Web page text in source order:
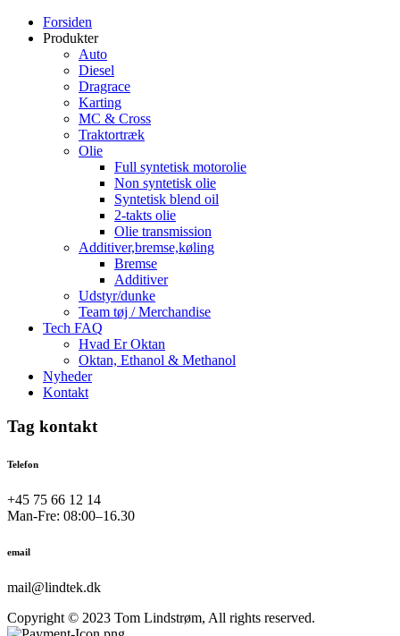
Forsiden
Produkter
Auto
Diesel
Dragrace
Karting
MC & Cross
Traktortræk
Olie
Full syntetisk motorolie
Non syntetisk olie
Syntetisk blend oil
2-takts olie
Olie transmission
Additiver,bremse,køling
Bremse
Additiver
Udstyr/dunke
Team tøj / Merchandise
Tech FAQ
Hvad Er Oktan
Oktan, Ethanol & Methanol
Nyheder
Kontakt
Tag kontakt
Telefon
+45 75 66 12 14
Man-Fre: 08:00–16.30
email
mail@lindtek.dk
Copyright © 2023 Tom Lindstrøm, All rights reserved.